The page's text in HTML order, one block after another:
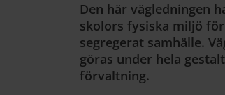
Den här vägledningen
skolors fysiska miljö
segregerat samhälle.
göras under hela
förvaltning.